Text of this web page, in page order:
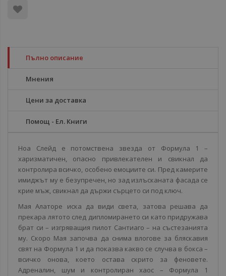
Пълно описание
Мнения
Цени за доставка
Помощ - Ел. Книги
Ноа Слейд е потомствена звезда от Формула 1 –
харизматичен, опасно привлекателен и свикнал да
контролира всичко, особено емоциите си. Пред камерите
имиджът му е безупречен, но зад излъсканата фасада се
крие мъж, свикнал да държи сърцето си под ключ.
Мая Алаторе иска да види света, затова решава да
прекара лятото след дипломирането си като придружава
брат си – изгряващия пилот Сантиаго – на състезанията
му. Скоро Мая започва да снима влогове за бляскавия
свят на Формула 1 и да показва какво се случва в бокса –
всичко онова, което остава скрито за феновете.
Адреналин, шум и контролиран хаос – Формула 1